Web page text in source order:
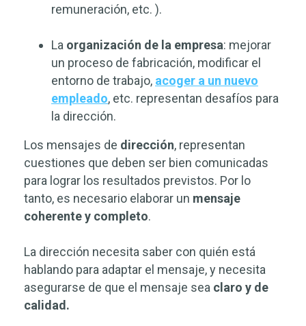
remuneración, etc. ).
La organización de la empresa: mejorar
un proceso de fabricación, modificar el
entorno de trabajo, acoger a un nuevo
empleado, etc. representan desafíos para
la dirección.
Los mensajes de dirección, representan
cuestiones que deben ser bien comunicadas
para lograr los resultados previstos. Por lo
tanto, es necesario elaborar un mensaje
coherentey completo.
La dirección necesita saber con quién está
hablando para adaptar el mensaje, y necesita
asegurarse de que el mensaje sea claro y de
calidad.